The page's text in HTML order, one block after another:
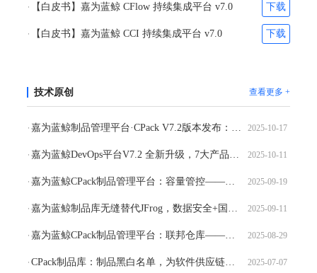
【白皮书】嘉为蓝鲸 CFlow 持续集成平台 v7.0 下载
【白皮书】嘉为蓝鲸 CCI 持续集成平台 v7.0 下载
技术原创 查看更多 +
2025-10-17
2025-10-11
嘉为蓝鲸CPack制品管理平台：容量管控——告别存储爆满，为存储装上「安全阀」 2025-09-19
2025-09-11
嘉为蓝鲸CPack制品管理平台：联邦仓库——助力跨团队、跨地域、跨组织的制品资产协作 2025-08-29
CPack制品库：制品黑白名单，为软件供应链安全护航 2025-07-07